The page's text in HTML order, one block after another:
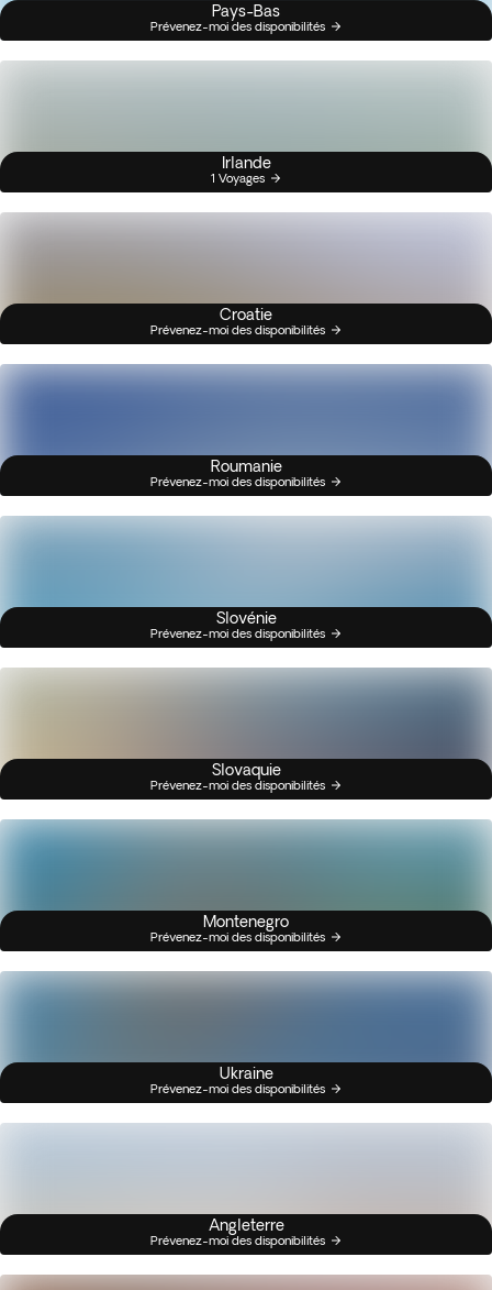
Pays-Bas
Prévenez-moi des disponibilités
Irlande
1 Voyages
Croatie
Prévenez-moi des disponibilités
Roumanie
Prévenez-moi des disponibilités
Slovénie
Prévenez-moi des disponibilités
Slovaquie
Prévenez-moi des disponibilités
Montenegro
Prévenez-moi des disponibilités
Ukraine
Prévenez-moi des disponibilités
Angleterre
Prévenez-moi des disponibilités